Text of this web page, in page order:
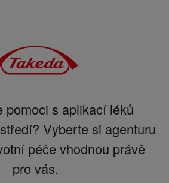
pomoci s aplikací léků
Vyberte si agenturu
péče vhodnou právě
pro vás.